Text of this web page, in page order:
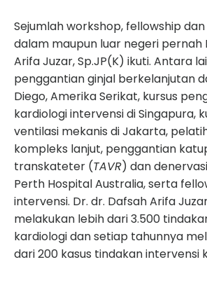
Sejumlah workshop, fellowship
dalam maupun luar negeri pernah
Arifa Juzar, Sp.JP(K) ikuti. Antara
penggantian ginjal berkelanjutan
Diego, Amerika Serikat, kursus
kardiologi intervensi di Singapura,
ventilasi mekanis di Jakarta,
kompleks lanjut, penggantian
transkateter (TAVR) dan
Perth Hospital Australia, serta
intervensi. Dr. dr. Dafsah Arifa
melakukan lebih dari 3.500
kardiologi dan setiap tahunnya
dari 200 kasus tindakan intervensi